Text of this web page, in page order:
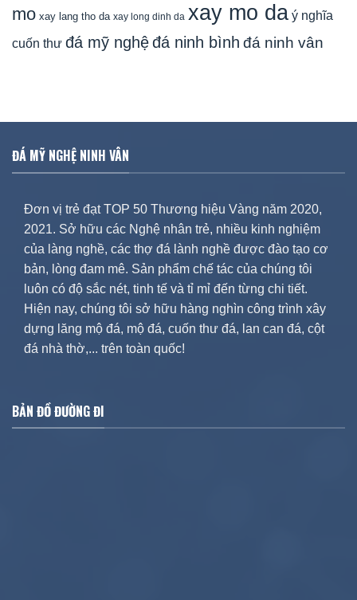
mo xay lang tho da xay long dinh da xay mo da ý nghĩa
cuốn thư đá mỹ nghệđá ninh bình đá ninh vân
ĐÁ MỸ NGHỆ NINH VÂN
Đơn vị trẻ đạt TOP 50 Thương hiệu Vàng năm 2020,
2021. Sở hữu các Nghệ nhân trẻ, nhiều kinh nghiệm
của làng nghề, các thợ đá lành nghề được đào tạo cơ
bản, lòng đam mê. Sản phẩm chế tác của chúng tôi
luôn có độ sắc nét, tinh tế và tỉ mỉ đến từng chi tiết.
Hiện nay, chúng tôi sở hữu hàng nghìn công trình xây
dựng lăng mộ đá, mộ đá, cuốn thư đá, lan can đá, cột
đá nhà thờ,... trên toàn quốc!
BẢN ĐỒ ĐƯỜNG ĐI